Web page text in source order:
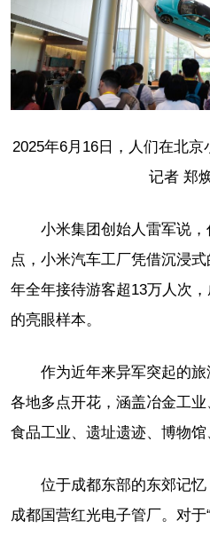
2025年6月16日，人们在北
记者 郑
小米集团创始人雷军说
点，小米汽车工厂凭借沉浸
年全年接待游客超13万人次
的亮眼样本。
作为近年来异军突起的
各地多点开花，涵盖冶金工业
食品工业、遗址遗迹、博物馆
位于成都东部的东郊记
成都国营红光电子管厂。对